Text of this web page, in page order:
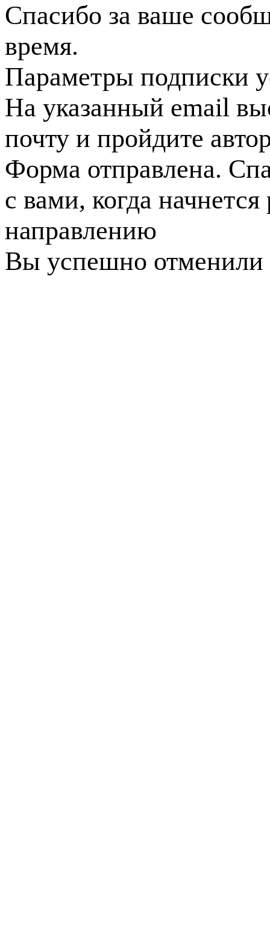
Спасибо за ваше
время.
Параметры подписки
На указанный email
почту и пройдите
Форма отправлена.
с вами, когда
направлению
Вы успешно отменили